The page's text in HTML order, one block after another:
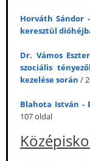
Horváth Sándor
keresztül
Dr. Vámos
szociális
kezelése során /
Blahota István -
107 oldal